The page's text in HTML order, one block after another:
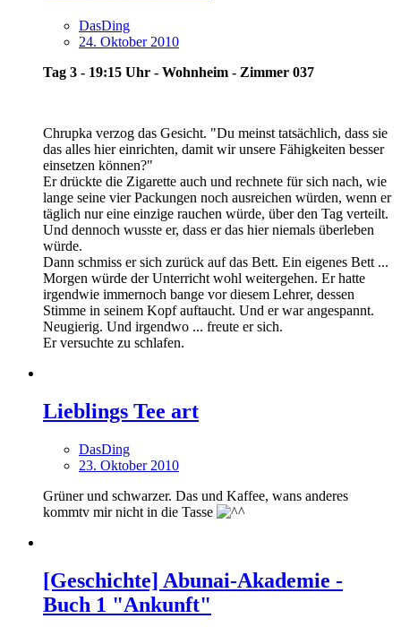
DasDing
24. Oktober 2010
Tag 3 - 19:15 Uhr - Wohnheim - Zimmer 037
Chrupka verzog das Gesicht. "Du meinst tatsächlich, dass sie
das alles hier einrichten, damit wir unsere Fähigkeiten besser
einsetzen können?"
Er drückte die Zigarette auch und rechnete für sich nach, wie
lange seine vier Packungen noch ausreichen würden, wenn er
täglich nur eine einzige rauchen würde, über den Tag verteilt.
Und dennoch wusste er, dass er das hier niemals überleben
würde.
Dann schmiss er sich zurück auf das Bett. Ein eigenes Bett ...
Morgen würde der Unterricht wohl weitergehen. Er hatte
irgendwie immernoch bange vor diesem Lehrer, dessen
Stimme in seinem Kopf auftaucht. Und er war angespannt.
Neugierig. Und irgendwo ... freute er sich.
Er versuchte zu schlafen.
Lieblings Tee art
DasDing
23. Oktober 2010
Grüner und schwarzer. Das und Kaffee, wans anderes
kommtv mir nicht in die Tasse
[Geschichte] Abunai-Akademie -
Buch 1 "Ankunft"